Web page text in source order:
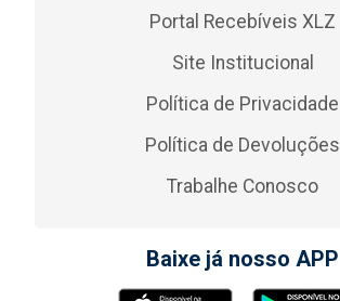
Portal Recebíveis XLZ
Site Institucional
Política de Privacidade
Política de Devoluções
Trabalhe Conosco
Baixe já nosso APP